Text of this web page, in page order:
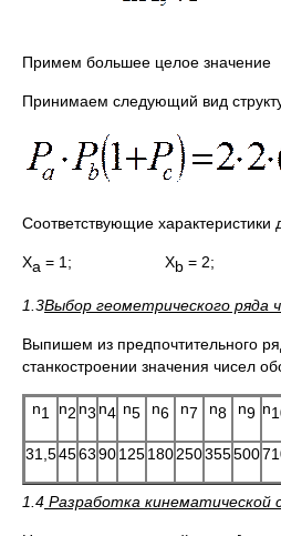
Примем большее целое значение
Принимаем следующий вид
Соответствующие характеристики
Xa = 1; Xb =
1.3Выбор геометрического ряда
Выпишем из предпочтительного
станкостроении значения чисел
n1 n2 n3 n4 n5 n6 n7 n8 n9 n
31,5456390125180250355500
1.4 Разработка кинематической